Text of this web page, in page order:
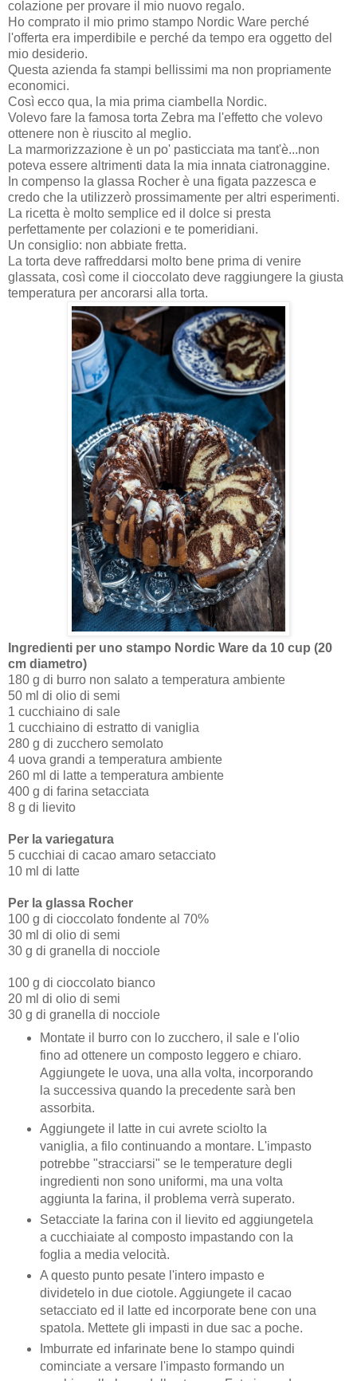
colazione per provare il mio nuovo regalo.
Ho comprato il mio primo stampo Nordic Ware perché
l'offerta era imperdibile e perché da tempo era oggetto del
mio desiderio.
Questa azienda fa stampi bellissimi ma non propriamente
economici.
Così ecco qua, la mia prima ciambella Nordic.
Volevo fare la famosa torta Zebra ma l'effetto che volevo
ottenere non è riuscito al meglio.
La marmorizzazione è un po' pasticciata ma tant'è...non
poteva essere altrimenti data la mia innata ciatronaggine.
In compenso la glassa Rocher è una figata pazzesca e
credo che la utilizzerò prossimamente per altri esperimenti.
La ricetta è molto semplice ed il dolce si presta
perfettamente per colazioni e te pomeridiani.
Un consiglio: non abbiate fretta.
La torta deve raffreddarsi molto bene prima di venire
glassata, così come il cioccolato deve raggiungere la giusta
temperatura per ancorarsi alla torta.
Ingredienti per uno stampo Nordic Ware da 10 cup (20
cm diametro)
180 g di burro non salato a temperatura ambiente
50 ml di olio di semi
1 cucchiaino di sale
1 cucchiaino di estratto di vaniglia
280 g di zucchero semolato
4 uova grandi a temperatura ambiente
260 ml di latte a temperatura ambiente
400 g di farina setacciata
8 g di lievito
Per la variegatura
5 cucchiai di cacao amaro setacciato
10 ml di latte
Per la glassa Rocher
100 g di cioccolato fondente al 70%
30 ml di olio di semi
30 g di granella di nocciole
100 g di cioccolato bianco
20 ml di olio di semi
30 g di granella di nocciole
Montate il burro con lo zucchero, il sale e l'olio
fino ad ottenere un composto leggero e chiaro.
Aggiungete le uova, una alla volta, incorporando
la successiva quando la precedente sarà ben
assorbita.
Aggiungete il latte in cui avrete sciolto la
vaniglia, a filo continuando a montare. L'impasto
potrebbe "stracciarsi" se le temperature degli
ingredienti non sono uniformi, ma una volta
aggiunta la farina, il problema verrà superato.
Setacciate la farina con il lievito ed aggiungetela
a cucchiaiate al composto impastando con la
foglia a media velocità.
A questo punto pesate l'intero impasto e
dividetelo in due ciotole. Aggiungete il cacao
setacciato ed il latte ed incorporate bene con una
spatola. Mettete gli impasti in due sac a poche.
Imburrate ed infarinate bene lo stampo quindi
cominciate a versare l'impasto formando un